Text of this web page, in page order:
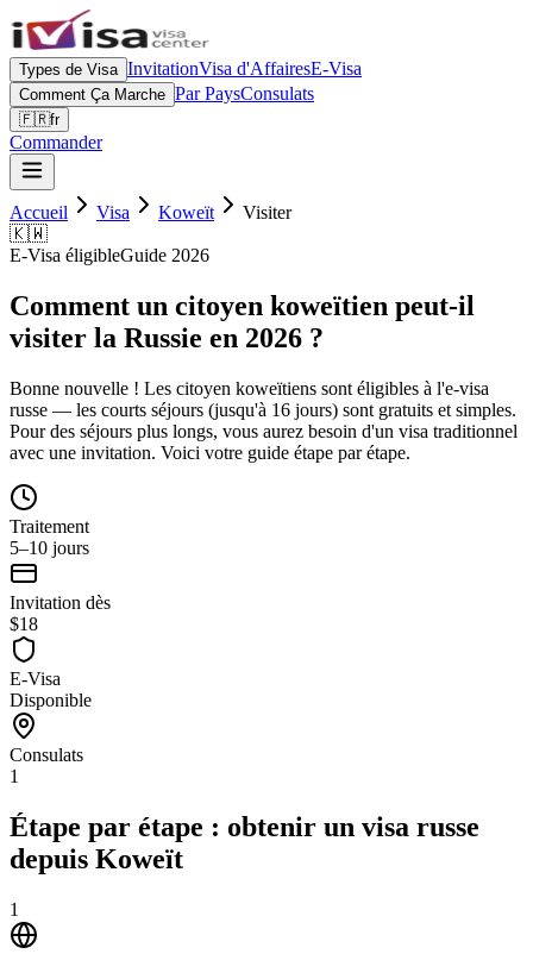
Types de Visa InvitationVisa d'AffairesE-Visa
Comment Ça Marche Par PaysConsulats
🇫🇷fr
Commander
Accueil Visa Koweït
Visiter
🇰🇼
E-Visa éligibleGuide 2026
Comment un citoyen koweïtien peut-il
visiter la Russie en 2026 ?
Bonne nouvelle ! Les citoyen koweïtiens sont éligibles à l'e-visa
russe — les courts séjours (jusqu'à 16 jours) sont gratuits et simples.
Pour des séjours plus longs, vous aurez besoin d'un visa traditionnel
avec une invitation. Voici votre guide étape par étape.
Traitement
5–10 jours
Invitation dès
$18
E-Visa
Disponible
Consulats
1
Étape par étape : obtenir un visa russe
depuis Koweït
1